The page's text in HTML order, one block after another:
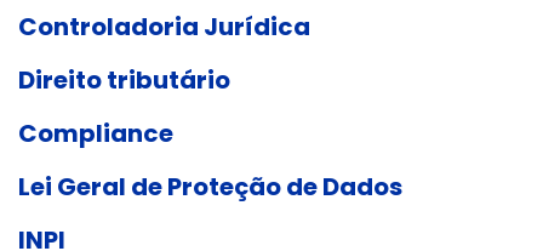
Controladoria Jurídica
Direito tributário
Compliance
Lei Geral de Proteção de Dados
INPI